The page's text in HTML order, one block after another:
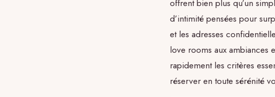
offrent bien plus qu’un
d’intimité pensées pour
et les adresses
love rooms aux ambiances
rapidement les critères
réserver en toute sérénité